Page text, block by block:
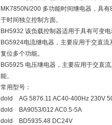
MK7850N/200 多功能时间继电器，具
于时间独立控制方面。
BH5932 该负载控制器适用于具有可变
BG5924电流继电器，主要应用于交直
复位多个功能。
BG5925 电压继电器，主要应用于交直
能。
常用型号：
dold AG 5876.11 AC40-400Hz 230V
dold BA9053/012 AC0.5-5A
dold BD5935.48 DC24V